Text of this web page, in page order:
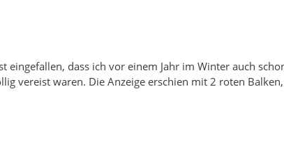
eingefallen, dass ich vor einem Jahr im Winter auch
vereist waren. Die Anzeige erschien mit 2 roten